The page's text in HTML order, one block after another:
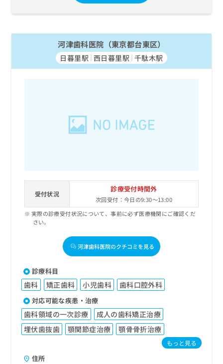
河津歯科医院（東京都台東区）
日暮里駅 西日暮里駅 千駄木駅
受付状況
診療受付時間外
次回受付：今日の9:30～13:00
実際の診療受付状況について、事前に必ず医療機関にご確認くだ
さい。
河津歯科医院のクチコミを見る
診療科目
歯科 矯正歯科 小児歯科 歯科口腔外科
対応可能な疾患・治療
歯科領域の一次診療
成人の歯科矯正治療
埋伏歯抜歯
顎関節症治療 顎骨骨折治療
もっと見る
住所